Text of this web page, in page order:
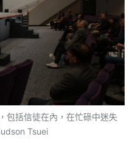
包括信徒在內，在忙碌中迷失
Tsuei